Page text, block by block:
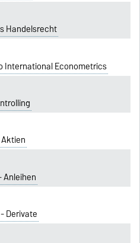
Handelsrecht
International Econometrics
Anleihen
Derivate